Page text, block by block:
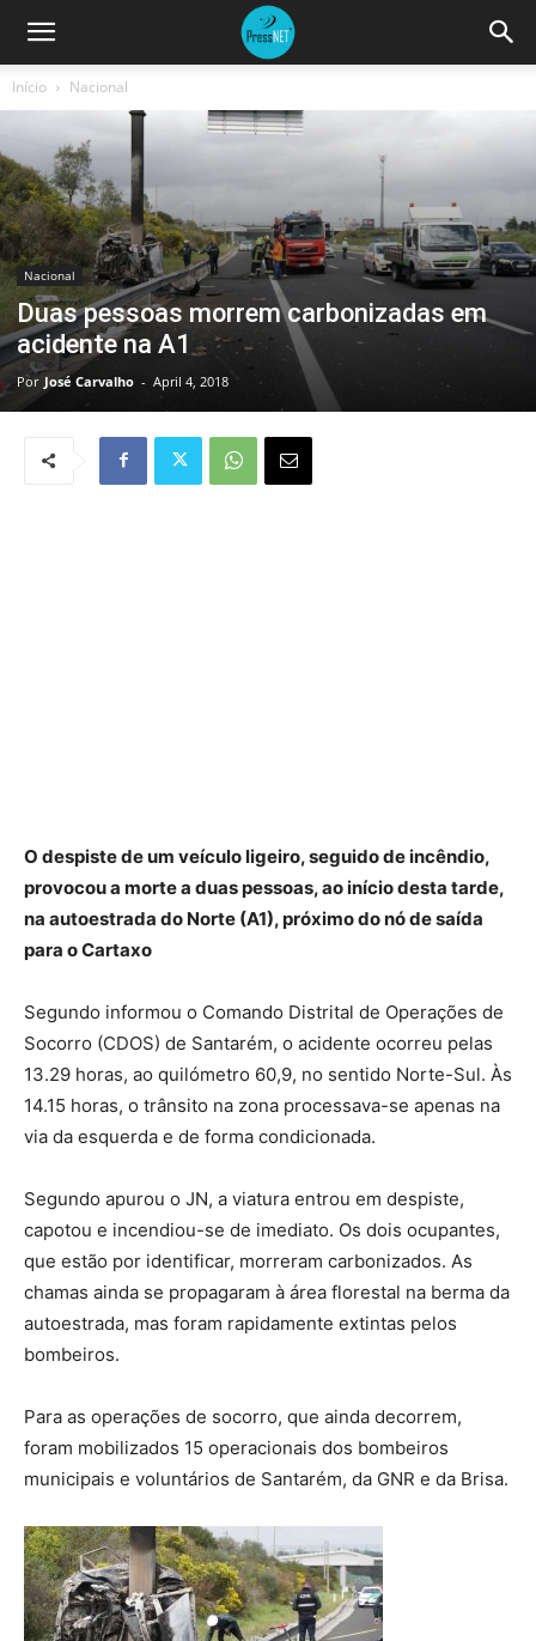
Início Nacional
Nacional
Duas pessoas morrem carbonizadas em
acidente na A1
Por José Carvalho - April 4, 2018
O despiste de um veículo ligeiro, seguido de incêndio,
provocou a morte a duas pessoas, ao início desta tarde,
na autoestrada do Norte (A1), próximo do nó de saída
para o Cartaxo
Segundo informou o Comando Distrital de Operações de
Socorro (CDOS) de Santarém, o acidente ocorreu pelas
13.29 horas, ao quilómetro 60,9, no sentido Norte-Sul. Às
14.15 horas, o trânsito na zona processava-se apenas na
via da esquerda e de forma condicionada.
Segundo apurou o JN, a viatura entrou em despiste,
capotou e incendiou-se de imediato. Os dois ocupantes,
que estão por identificar, morreram carbonizados. As
chamas ainda se propagaram à área florestal na berma da
autoestrada, mas foram rapidamente extintas pelos
bombeiros.
Para as operações de socorro, que ainda decorrem,
foram mobilizados 15 operacionais dos bombeiros
municipais e voluntários de Santarém, da GNR e da Brisa.